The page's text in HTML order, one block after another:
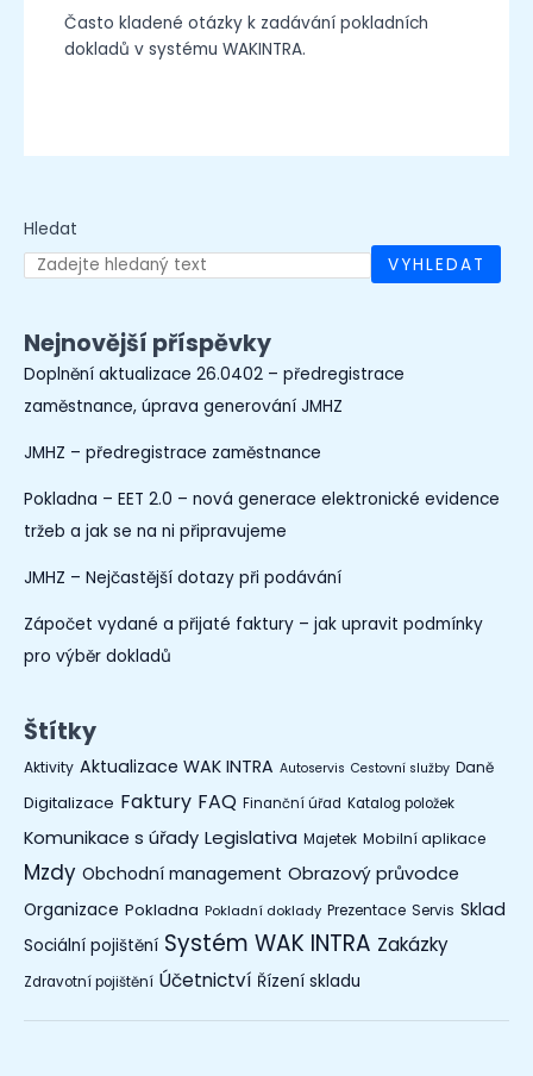
Často kladené otázky k zadávání pokladních
dokladů v systému WAKINTRA.
Hledat
VYHLEDAT
Nejnovější příspěvky
Doplnění aktualizace 26.0402 – předregistrace
zaměstnance, úprava generování JMHZ
JMHZ – předregistrace zaměstnance
Pokladna – EET 2.0 – nová generace elektronické evidence
tržeb a jak se na ni připravujeme
JMHZ – Nejčastější dotazy při podávání
Zápočet vydané a přijaté faktury – jak upravit podmínky
pro výběr dokladů
Štítky
Aktivity Aktualizace WAK INTRA Autoservis Cestovní služby Daně
Digitalizace Faktury FAQ Finanční úřad Katalog položek
Komunikace s úřady Legislativa Majetek Mobilní aplikace
Mzdy Obchodní management Obrazový průvodce
Organizace Pokladna Pokladní doklady Prezentace Servis Sklad
Sociální pojištění Systém WAK INTRA Zakázky
Zdravotní pojištění Účetnictví Řízení skladu